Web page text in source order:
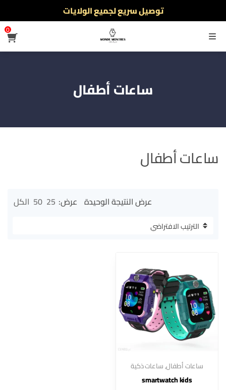
توصيل سريع لجميع الولايات
نفخر بأكثر من 5000 مشتري سعيد
أطلب الآن والدفع فقط عند استلام المنتج
القائمة
0
ساعات أطفال
ساعات أطفال
عرض النتيجة الوحيدة عرض: 25
50 الكل
ساعات أطفال,ساعات ذكية
smartwatch kids